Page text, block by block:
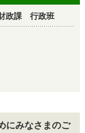
政課 行政班
にみなさまのご